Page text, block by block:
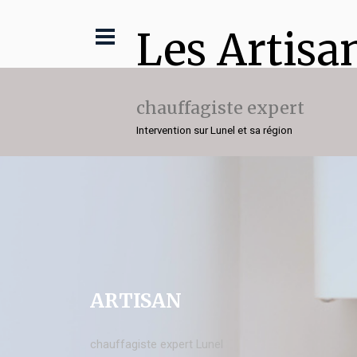
Les
chauffagiste expert
Intervention sur Lunel et sa région
ARTISAN
chauffagiste expert Lunel